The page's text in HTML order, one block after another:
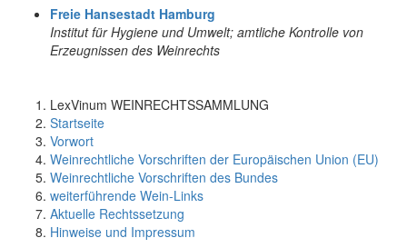
Freie Hansestadt Hamburg
Institut für Hygiene und Umwelt; amtliche Kontrolle von
Erzeugnissen des Weinrechts
LexVinum WEINRECHTSSAMMLUNG
Startseite
Vorwort
Weinrechtliche Vorschriften der Europäischen Union (EU)
Weinrechtliche Vorschriften des Bundes
weiterführende Wein-Links
Aktuelle Rechtssetzung
Hinweise und Impressum